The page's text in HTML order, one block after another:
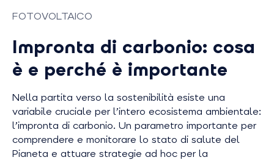
FOTOVOLTAICO
Impronta di carbonio: cosa
è e perché è importante
Nella partita verso la sostenibilità esiste una
variabile cruciale per l’intero ecosistema ambientale:
l’impronta di carbonio. Un parametro importante per
comprendere e monitorare lo stato di salute del
Pianeta e attuare strategie ad hoc per la